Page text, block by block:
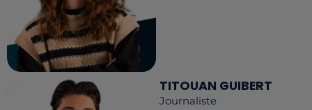
TITOUAN GUIBERT
Journaliste